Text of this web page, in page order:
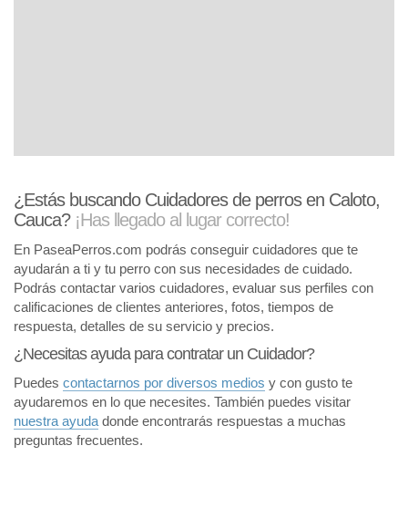
¿Estás buscando Cuidadores de perros en Caloto,
Cauca? ¡Has llegado al lugar correcto!
En PaseaPerros.com podrás conseguir cuidadores que te
ayudarán a ti y tu perro con sus necesidades de cuidado.
Podrás contactar varios cuidadores, evaluar sus perfiles con
calificaciones de clientes anteriores, fotos, tiempos de
respuesta, detalles de su servicio y precios.
¿Necesitas ayuda para contratar un Cuidador?
Puedes contactarnos por diversos medios y con gusto te
ayudaremos en lo que necesites. También puedes visitar
nuestra ayuda donde encontrarás respuestas a muchas
preguntas frecuentes.